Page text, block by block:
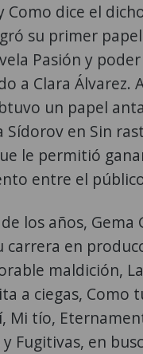
Como dice el
su primer
Pasión y
a Clara Álvarez.
un papel
Sídorov en Sin
le permitió
entre el
los años, Gema
carrera en
maldición,
a ciegas, Como
Mi tío,
Fugitivas, en